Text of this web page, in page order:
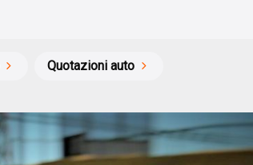
Quotazioni auto